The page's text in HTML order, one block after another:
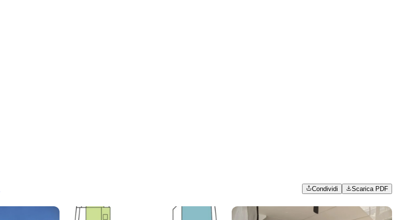
Condividi Scarica PDF